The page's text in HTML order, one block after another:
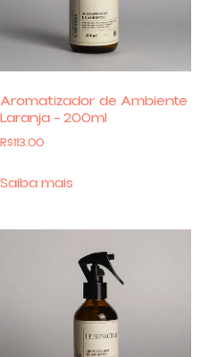
Aromatizador de Ambiente
Laranja – 200ml
R$113.00
Saiba mais